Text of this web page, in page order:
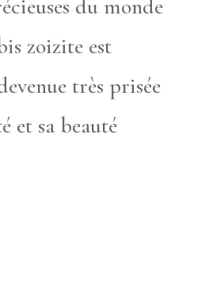
du monde
zoizite est
très prisée
et sa beauté